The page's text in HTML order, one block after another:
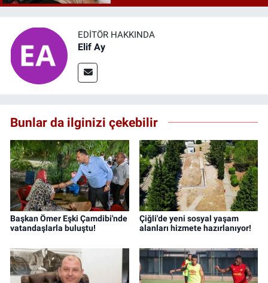
EDITÖR HAKKINDA
Elif Ay
Bunlar da ilginizi çekebilir
Başkan Ömer Eşki Çamdibi'nde
vatandaşlarla buluştu!
Çiğli'de yeni sosyal yaşam
alanları hizmete hazırlanıyor!